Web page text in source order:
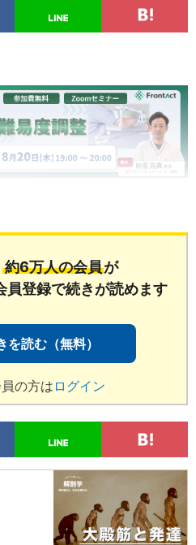
約6万人の会員が
員登録で続きが読めます
を読む（無料）
の方は ログイン